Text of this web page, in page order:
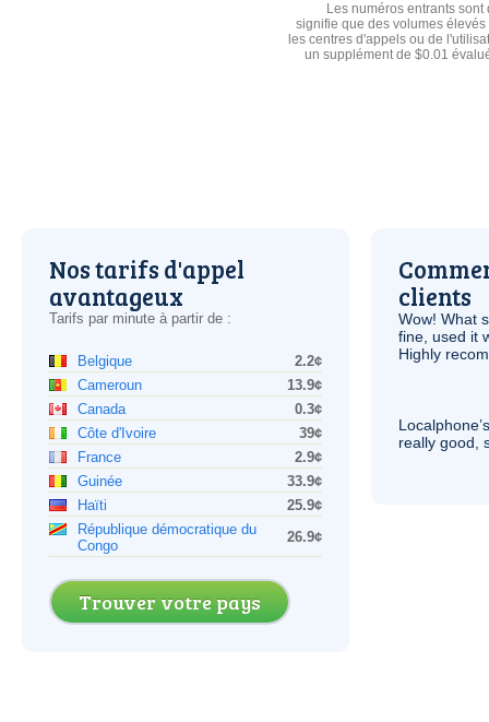
Les numéros entrants
signifie que des volumes
les centres d'appels ou de
un supplément de $0.01
Nos tarifs d'appel
avantageux
Tarifs par minute à partir de :
Belgique
2.2¢
Cameroun
13.9¢
Canada
0.3¢
Côte d'Ivoire
39¢
France
2.9¢
Guinée
33.9¢
Haïti
25.9¢
République démocratique du
Congo
26.9¢
Trouver votre pays
clients
Wow! What
fine, used it
Highly
really good,